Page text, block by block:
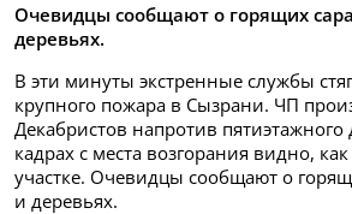
Очевидцы сообщают о горящих
деревьях.
В эти минуты экстренные службы
крупного пожара в Сызрани. ЧП
Декабристов напротив
кадрах с места возгорания видно,
участке. Очевидцы сообщают о
и деревьях.